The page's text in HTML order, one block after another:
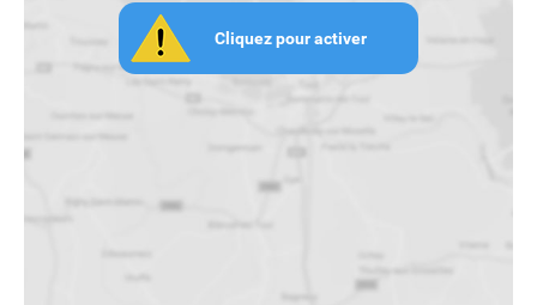
Cliquez pour activer